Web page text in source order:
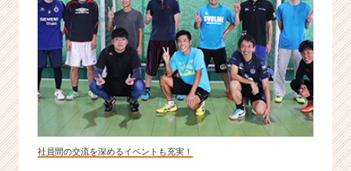
成
長
企
業
か
ら
ス
カ
ウ
ト
社員間の交流を深めるイベントも充実！